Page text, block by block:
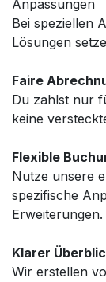
Anpassungen
Bei speziellen
Lösungen
Faire
Du zahlst nur
keine
Flexible
Nutze unsere
spezifische
Erweiterungen.
Klarer
Wir erstellen